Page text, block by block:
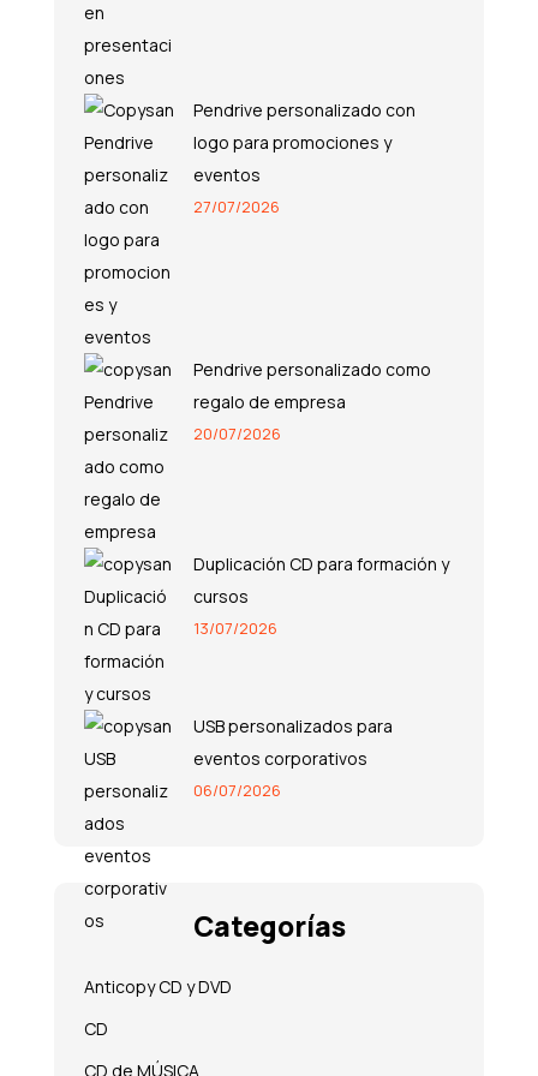
Pendrive personalizado con
logo para promociones y
eventos
27/07/2026
Pendrive personalizado como
regalo de empresa
20/07/2026
Duplicación CD para formación y
cursos
13/07/2026
USB personalizados para
eventos corporativos
06/07/2026
Categorías
Anticopy CD y DVD
CD
CD de MÚSICA